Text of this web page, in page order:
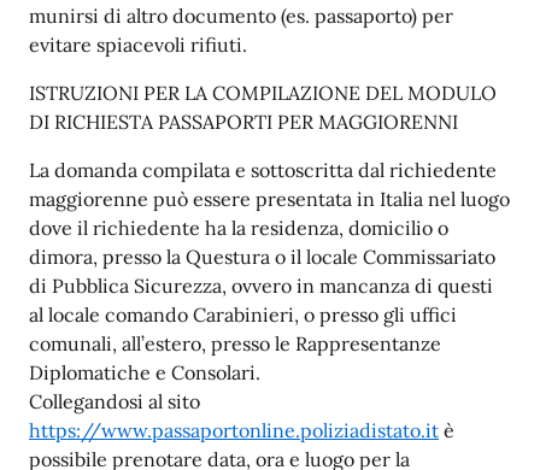
munirsi di altro documento (es. passaporto) per
evitare spiacevoli rifiuti.
ISTRUZIONI PER LA COMPILAZIONE DEL MODULO
DI RICHIESTA PASSAPORTI PER MAGGIORENNI
La domanda compilata e sottoscritta dal richiedente
maggiorenne può essere presentata in Italia nel luogo
dove il richiedente ha la residenza, domicilio o
dimora, presso la Questura o il locale Commissariato
di Pubblica Sicurezza, ovvero in mancanza di questi
al locale comando Carabinieri, o presso gli uffici
comunali, all’estero, presso le Rappresentanze
Diplomatiche e Consolari.
Collegandosi al sito
https://www.passaportonline.poliziadistato.it è
possibile prenotare data, ora e luogo per la